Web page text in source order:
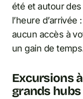
été et autour
l’heure
aucun accès à
un gain de
Excursions
grands hubs